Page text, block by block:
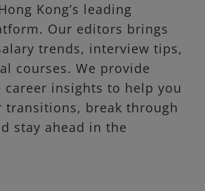
Kong’s leading
Our editors brings
trends, interview tips,
courses. We provide
career insights to help you
transitions, break through
stay ahead in the